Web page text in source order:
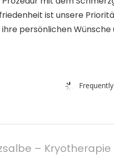
ist unsere
persönlichen
–